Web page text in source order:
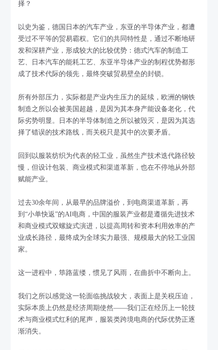
择？
以史为鉴，德国日本的汽车产业，东亚的半导体产业，都遭
受过不平等的贸易霸权。它们的共同特性是，通过不断地研
发和深耕产业，形成较大的比较优势：德式汽车的制造工
艺、日本汽车的能耗工艺、东亚半导体产业的制程优势都形
成了技术代际的领先，最终突破贸易壁垒的封锁。
所有外部压力，实际都是产业内生压力的延续，欧洲的钢铁
制造之所以会被美国超越，是因为其本身产能设备老化，代
际劣势明显。日本的半导体制造之所以被毁灭，是因为其选
择了错误的技术路线，而关税只是其中的次要矛盾。
回到以服装纺织为代表的轻工业，虽然生产技术迭代路径较
慢，但设计包装、商业模式和渠道革新，也在不停地从外部
赋能产业。
过去30余年间，从最早的品牌溢价，到电商渠道革新，再
到“小单快返”的AI电商，中国的服装产业都是遵循先进技术
和商业模式双螺旋式演进，以提高周转和资本利用效率的产
业成长路径，最终成为全球实力最强、规模最大的轻工业国
家。
这一进程中，筚路蓝缕，惯见了风雨，在曲折中不断向上。
我们之所以感觉这一轮面临挑战较大，表面上是关税压迫，
实际本质上仍然是经济周期使然——我们正在经历上一轮技
术与商业模式红利的尾声，服装类跨境电商的代际优势正逐
渐消失。